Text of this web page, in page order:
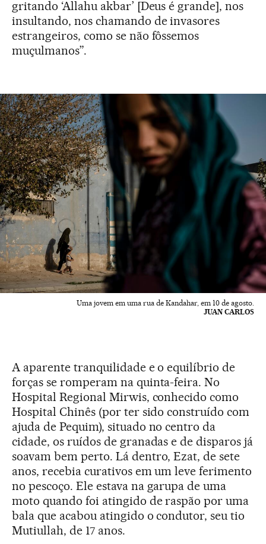
gritando ‘Allahu akbar’ [Deus é grande], nos
insultando, nos chamando de invasores
estrangeiros, como se não fôssemos
muçulmanos”.
Uma jovem em uma rua de Kandahar, em 10 de agosto.
JUAN CARLOS
A aparente tranquilidade e o equilíbrio de
forças se romperam na quinta-feira. No
Hospital Regional Mirwis, conhecido como
Hospital Chinês (por ter sido construído com
ajuda de Pequim), situado no centro da
cidade, os ruídos de granadas e de disparos já
soavam bem perto. Lá dentro, Ezat, de sete
anos, recebia curativos em um leve ferimento
no pescoço. Ele estava na garupa de uma
moto quando foi atingido de raspão por uma
bala que acabou atingido o condutor, seu tio
Mutiullah, de 17 anos.